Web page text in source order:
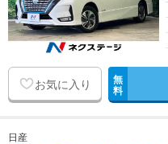
お気に入り 無
料
日産